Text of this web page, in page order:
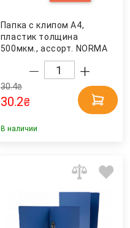
Папка с клипом А4,
пластик толщина
500мкм., ассорт. NORMA
30.4₴
30.2₴
В наличии